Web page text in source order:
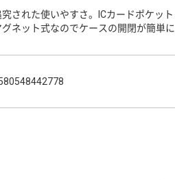
究された使いやすさ。ICカードポケッ
グネット式なのでケースの開閉が簡単